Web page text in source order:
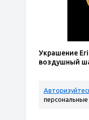
Украшение
воздушный